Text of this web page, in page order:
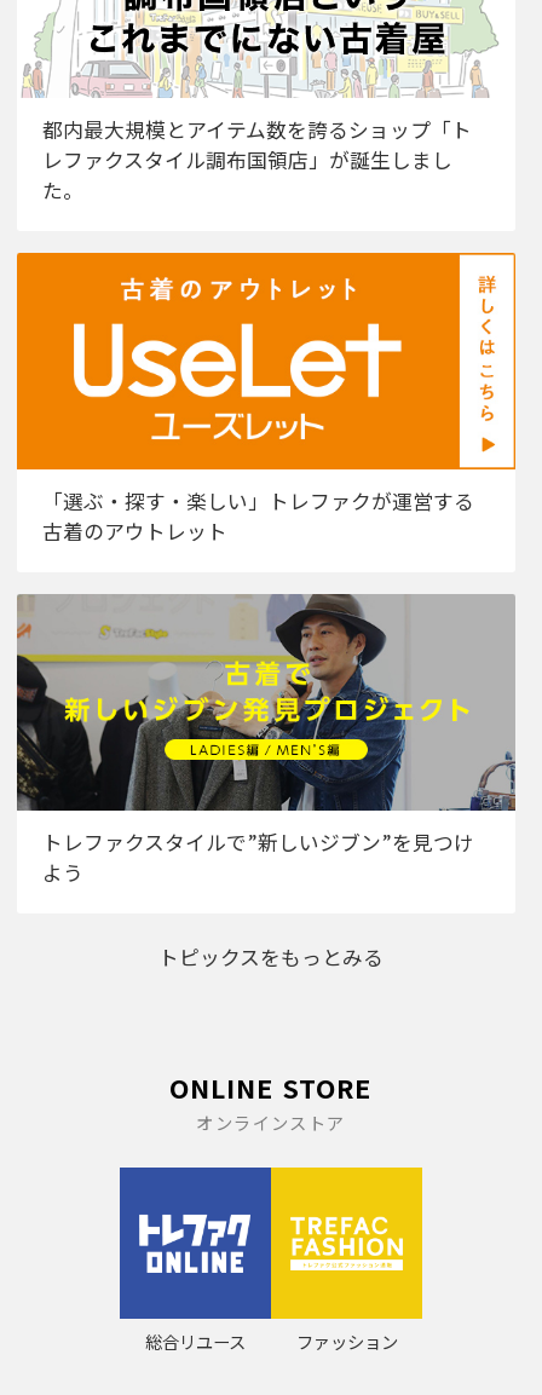
都内最大規模とアイテム数を誇るショップ「ト
レファクスタイル調布国領店」が誕生しまし
た。
「選ぶ・探す・楽しい」トレファクが運営する
古着のアウトレット
トレファクスタイルで”新しいジブン”を見つけ
よう
トピックスをもっとみる
ONLINE STORE
オンラインストア
総合リユース ファッション